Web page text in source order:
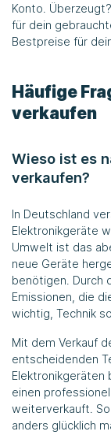
Konto.
für dein
Bestpreise für
Häufige
verkaufen
Wieso ist es
verkaufen?
In Deutschland
Elektronikgeräte
Umwelt ist das
neue Geräte
benötigen. Durch
Emissionen, die
wichtig, Technik
Mit dem Verkauf
entscheidenden
Elektronikgeräten
einen
weiterverkauft.
anders glücklich